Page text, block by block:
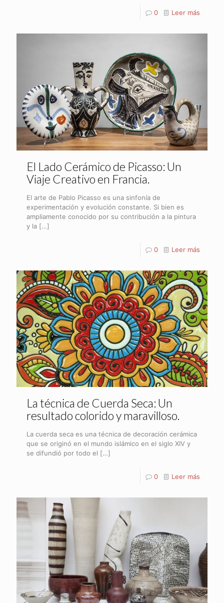
0 Leer más
El Lado Cerámico de Picasso: Un
Viaje Creativo en Francia.
El arte de Pablo Picasso es una sinfonía de
experimentación y evolución constante. Si bien es
ampliamente conocido por su contribución a la pintura
y la […]
0 Leer más
La técnica de Cuerda Seca: Un
resultado colorido y maravilloso.
La cuerda seca es una técnica de decoración cerámica
que se originó en el mundo islámico en el siglo XIV y
se difundió por todo el […]
0 Leer más